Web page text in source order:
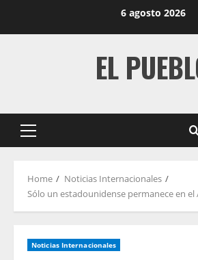
6 agosto 2026
EL
Primary
Home
Noticias Internacionales
Sólo un estadounidense permanece en el
Noticias Internacionales